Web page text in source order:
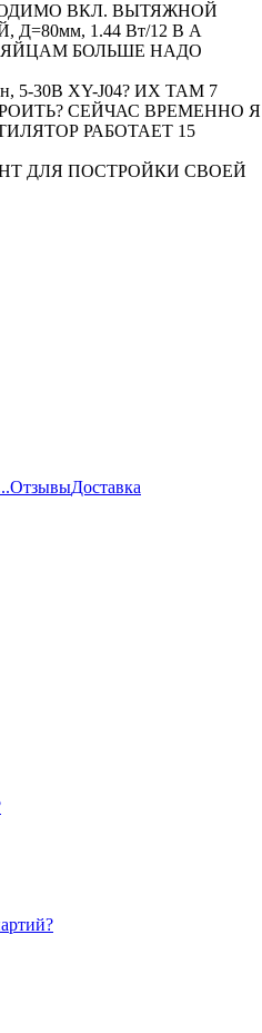
ВКЛ. ВЫТЯЖНОЙ
1.44 Вт/12 В А
ЯЙЦАМ БОЛЬШЕ НАДО
5-30В XY-J04? ИХ ТАМ 7
СЕЙЧАС ВРЕМЕННО Я
РАБОТАЕТ 15
ДЛЯ ПОСТРОЙКИ СВОЕЙ
ОтзывыДоставка